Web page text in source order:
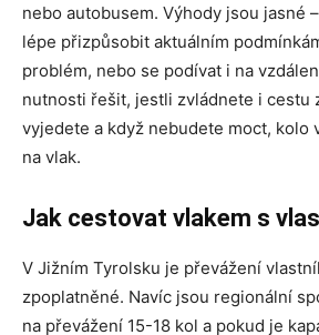
nebo autobusem. Výhody jsou jasné
lépe přizpůsobit aktuálním
problém, nebo se podívat i na
nutnosti řešit, jestli zvládnete i cestu
vyjedete a když nebudete moct, kolo
na vlak.
Jak cestovat vlakem s
V Jižním Tyrolsku je převážení
zpoplatněné. Navíc jsou regionální
na převážení 15-18 kol a pokud je